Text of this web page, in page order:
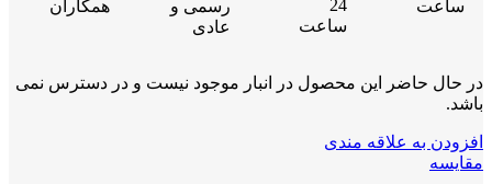
ساعت
24
ساعت
رسمی و
عادی
همکاران
در حال حاضر این محصول در انبار موجود نیست و در دسترس نمی
باشد.
افزودن به علاقه مندی
مقایسه